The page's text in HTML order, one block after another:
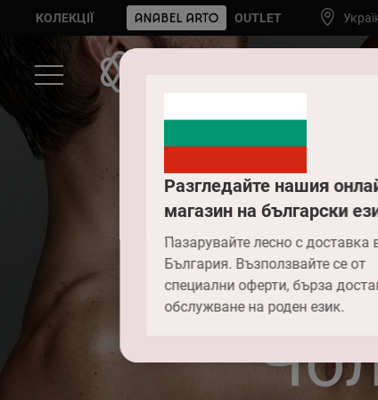
Разгледайте нашия
магазин на български
Пазарувайте лесно с доставка
България. Възползвайте се от
специални оферти, бърза
обслужване на роден език.
КОЛЕКЦІЇ OUTLET